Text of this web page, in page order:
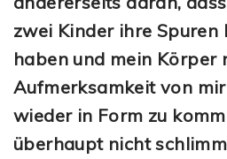
zwei Kinder ihre Spuren
haben und mein Körper
Aufmerksamkeit von
wieder in Form zu
überhaupt nicht